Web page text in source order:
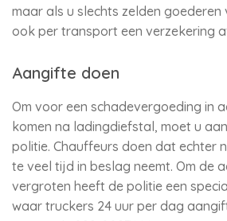
maar als u slechts zelden
ook per transport een verzekering
Aangifte doen
Om voor een schadevergoeding in
komen na ladingdiefstal, moet u
politie. Chauffeurs doen dat echter
te veel tijd in beslag neemt. Om de
vergroten heeft de politie een
waar truckers 24 uur per dag